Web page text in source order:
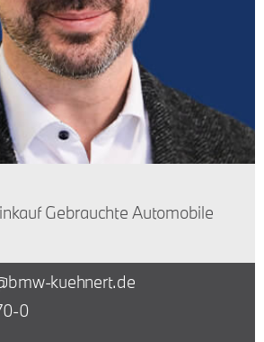
Gebrauchte Automobile
kuehnert.de
0